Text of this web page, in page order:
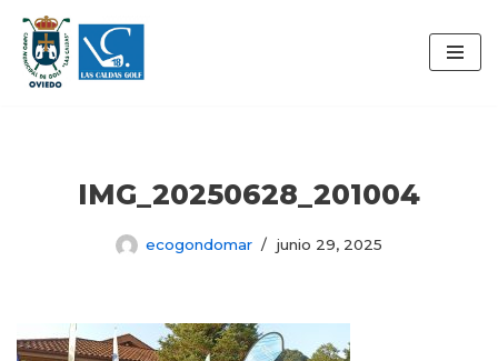
Saltar
al
IMG_20250628_201004
ecogondomar junio 29, 2025